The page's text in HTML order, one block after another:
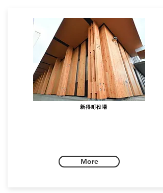
新得町役場
More